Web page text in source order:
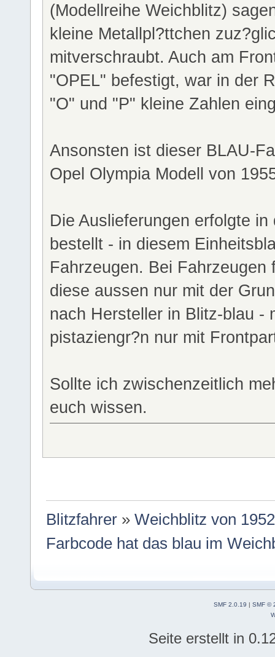
(Modellreihe Weichblitz)
kleine Metallpl?ttchen
mitverschraubt. Auch am
"OPEL" befestigt, war in der
"O" und "P" kleine Zahlen
Ansonsten ist dieser BLAU-
Opel Olympia Modell von
Die Auslieferungen erfolgte
bestellt - in diesem
Fahrzeugen. Bei
diese aussen nur mit der
nach Hersteller in Blitz-blau -
pistaziengr?n nur mit
Sollte ich zwischenzeitlich
euch wissen.
Blitzfahrer »Weichblitz von
Farbcode hat das blau im
SMF 2.0.19 | SMF ©
Seite erstellt in